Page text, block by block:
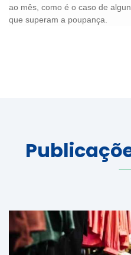
ao mês, como é o caso de
que superam a poupança.